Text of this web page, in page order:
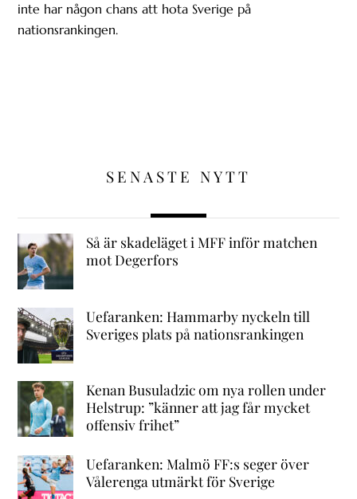
inte har någon chans att hota Sverige på
nationsrankingen.
SENASTE NYTT
Så är skadeläget i MFF inför matchen
mot Degerfors
Uefaranken: Hammarby nyckeln till
Sveriges plats på nationsrankingen
Kenan Busuladzic om nya rollen under
Helstrup: ”känner att jag får mycket
offensiv frihet”
Uefaranken: Malmö FF:s seger över
Vålerenga utmärkt för Sverige